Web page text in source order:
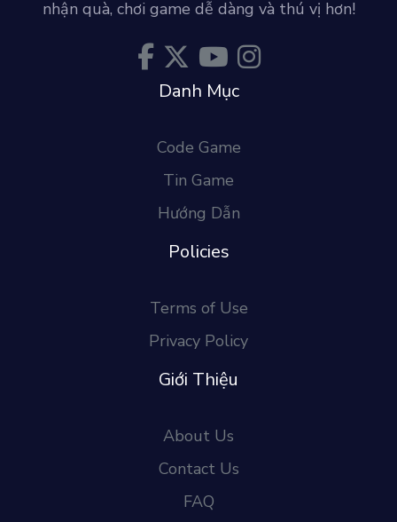
nhận quà, chơi game dễ dàng và thú vị hơn!
Danh Mục
Code Game
Tin Game
Hướng Dẫn
Policies
Terms of Use
Privacy Policy
Giới Thiệu
About Us
Contact Us
FAQ